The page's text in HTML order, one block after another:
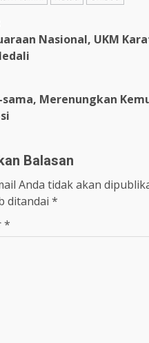
Nasional, UKM
sama, Merenungkan
Balasan
Anda tidak akan
ditandai *
*